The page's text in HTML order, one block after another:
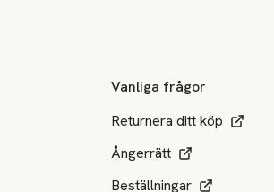
Vanliga frågor
Returnera ditt köp
Ångerrätt
Beställningar